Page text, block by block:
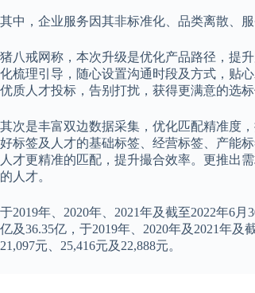
其中，企业服务因其非标准化、品类离散、
猪八戒网称，本次升级是优化产品路径，提
化梳理引导，随心设置沟通时段及方式，贴
优质人才投标，告别打扰，获得更满意的选标
其次是丰富双边数据采集，优化匹配精准度
好标签及人才的基础标签、经营标签、产能
人才更精准的匹配，提升撮合效率。更推出
的人才。
于2019年、2020年、2021年及截至2022年6
亿及36.35亿，于2019年、2020年及2021年及
21,097元、25,416元及22,888元。